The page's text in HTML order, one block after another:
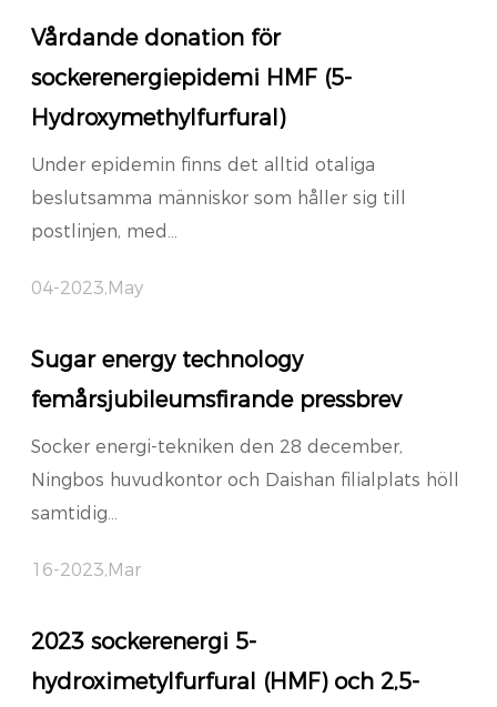
Vårdande donation för
sockerenergiepidemi HMF (5-
Hydroxymethylfurfural)
Under epidemin finns det alltid otaliga
beslutsamma människor som håller sig till
postlinjen, med...
04-2023,May
Sugar energy technology
femårsjubileumsfirande pressbrev
Socker energi-tekniken den 28 december,
Ningbos huvudkontor och Daishan filialplats höll
samtidig...
16-2023,Mar
2023 sockerenergi 5-
hydroximetylfurfural (HMF) och 2,5-